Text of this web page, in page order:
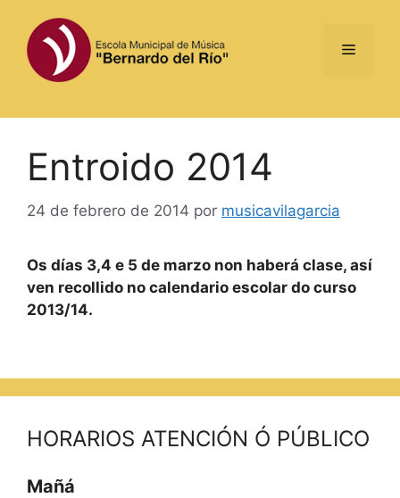
contenido
Menú
Entroido 2014
24 de febrero de 2014 por musicavilagarcia
Os días 3,4 e 5 de marzo non haberá clase, así
ven recollido no calendario escolar do curso
2013/14.
HORARIOS ATENCIÓN Ó PÚBLICO
Mañá